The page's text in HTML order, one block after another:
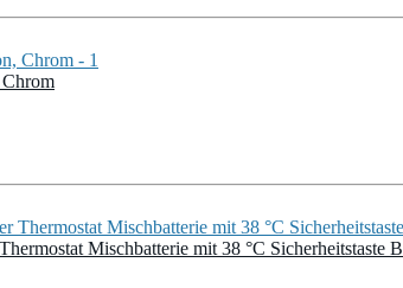
Mischbatterie mit 38 °C Sicherheitstaste